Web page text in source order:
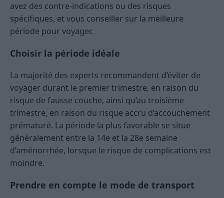
avez des contre-indications ou des risques
spécifiques, et vous conseiller sur la meilleure
période pour voyager.
Choisir la période idéale
La majorité des experts recommandent d’éviter de
voyager durant le premier trimestre, en raison du
risque de fausse couche, ainsi qu’au troisième
trimestre, en raison du risque accru d’accouchement
prématuré. La période la plus favorable se situe
généralement entre la 14e et la 28e semaine
d’aménorrhée, lorsque le risque de complications est
moindre.
Prendre en compte le mode de transport